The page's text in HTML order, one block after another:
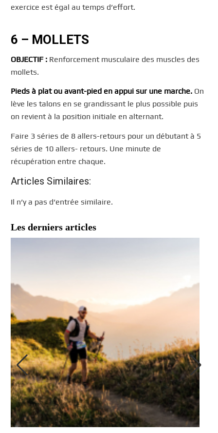
exercice est égal au temps d’effort.
6 – MOLLETS
OBJECTIF : Renforcement musculaire des muscles des
mollets.
Pieds à plat ou avant-pied en appui sur une marche. On
lève les talons en se grandissant le plus possible puis
on revient à la position initiale en alternant.
Faire 3 séries de 8 allers-retours pour un débutant à 5
séries de 10 allers- retours. Une minute de
récupération entre chaque.
Articles Similaires:
Il n’y a pas d’entrée similaire.
Les derniers articles